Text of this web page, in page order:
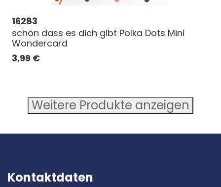
16283
schön dass es dich gibt Polka Dots Mini
Wondercard
3,99 €
Weitere Produkte anzeigen
Kontaktdaten